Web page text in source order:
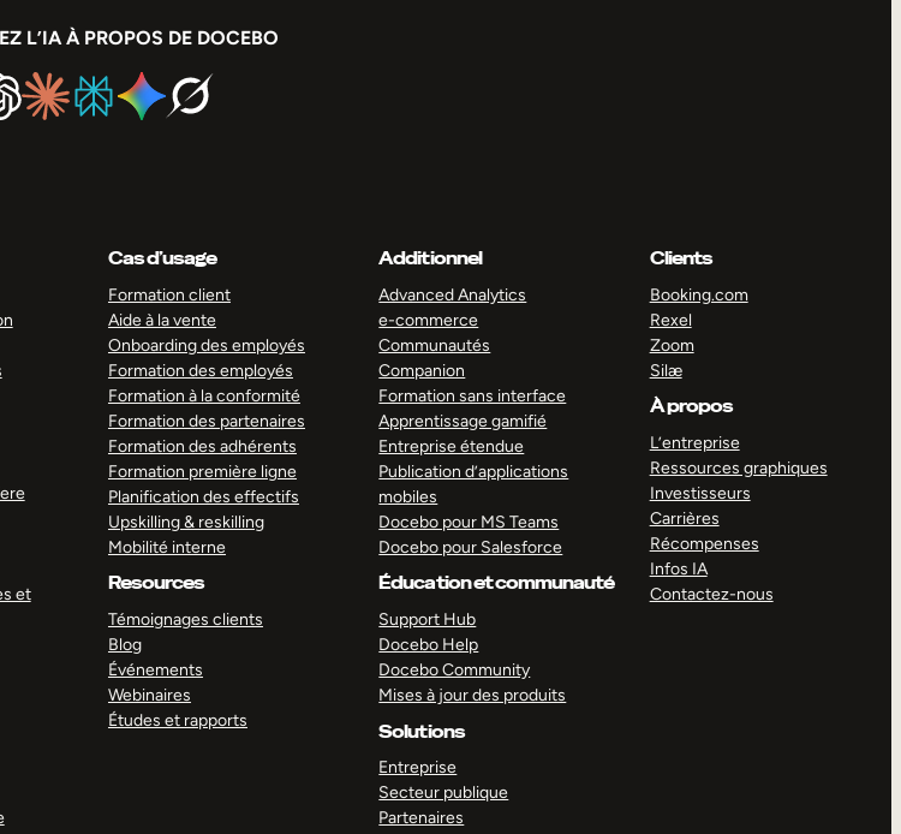
L’IA À PROPOS DE DOCEBO
et
Cas d’usage
Formation client
Aide à la vente
Onboarding des employés
Formation des employés
Formation à la conformité
Formation des partenaires
Formation des adhérents
Formation première ligne
Planification des effectifs
Upskilling & reskilling
Mobilité interne
Resources
Témoignages clients
Blog
Événements
Webinaires
Études et rapports
Additionnel
Advanced Analytics
e-commerce
Communautés
Companion
Formation sans interface
Apprentissage gamifié
Entreprise étendue
Publication d’applications
mobiles
Docebo pour MS Teams
Docebo pour Salesforce
Éducation et communauté
Support Hub
Docebo Help
Docebo Community
Mises à jour des produits
Solutions
Entreprise
Secteur publique
Partenaires
Clients
Booking.com
Rexel
Zoom
Silæ
À propos
L’entreprise
Ressources graphiques
Investisseurs
Carrières
Récompenses
Infos IA
Contactez-nous